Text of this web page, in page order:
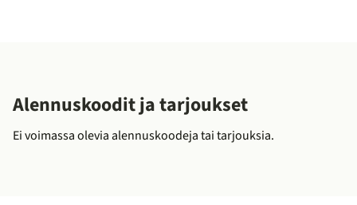
Alennuskoodit ja tarjoukset
Ei voimassa olevia alennuskoodeja tai tarjouksia.